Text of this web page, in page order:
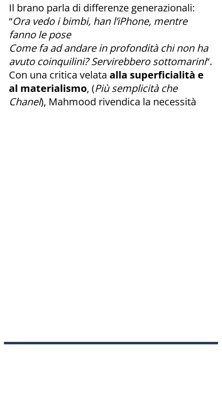
Il brano parla di differenze generazionali:
“Ora vedo i bimbi, han l’iPhone, mentre
fanno le pose
Come fa ad andare in profondità chi non ha
avuto coinquilini? Servirebbero sottomarini“.
Con una critica velata alla superficialità e
al materialismo, (Più semplicità che
Chanel), Mahmood rivendica la necessità